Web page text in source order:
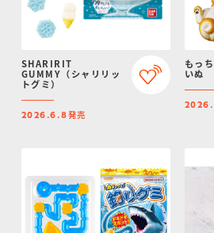
SHARIRIT
GUMMY（シャリリッ
トグミ）
2026.6.8発売
もっ
いぬ